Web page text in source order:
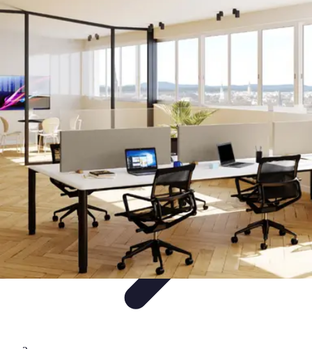
Infirmiers à Domicile
Pratiques et erreursChoix de l'infirmierTechnologie et
Communication et PratiquesCommunication
Infirmiers à Domicile